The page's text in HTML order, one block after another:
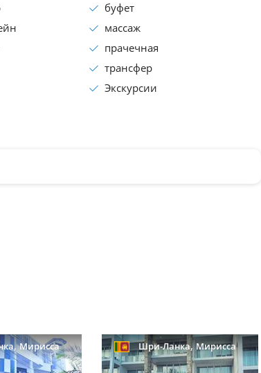
буфет
массаж
прачечная
трансфер
Экскурсии
,Мирисса Шри-Ланка,Мирисса